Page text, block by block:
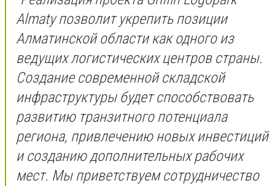
Almaty позволит укрепить позиции
Алматинской области как одного из
ведущих логистических центров страны.
Создание современной складской
инфраструктуры будет способствовать
развитию транзитного потенциала
региона, привлечению новых инвестиций
и созданию дополнительных рабочих
мест. Мы приветствуем сотрудничество